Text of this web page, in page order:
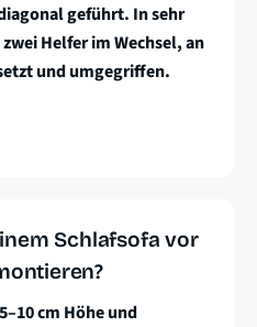
geführt. In sehr
Helfer im Wechsel, an
und umgegriffen.
Schlafsofa vor
cm Höhe und